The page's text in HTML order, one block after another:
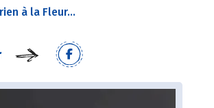
à la Fleur...